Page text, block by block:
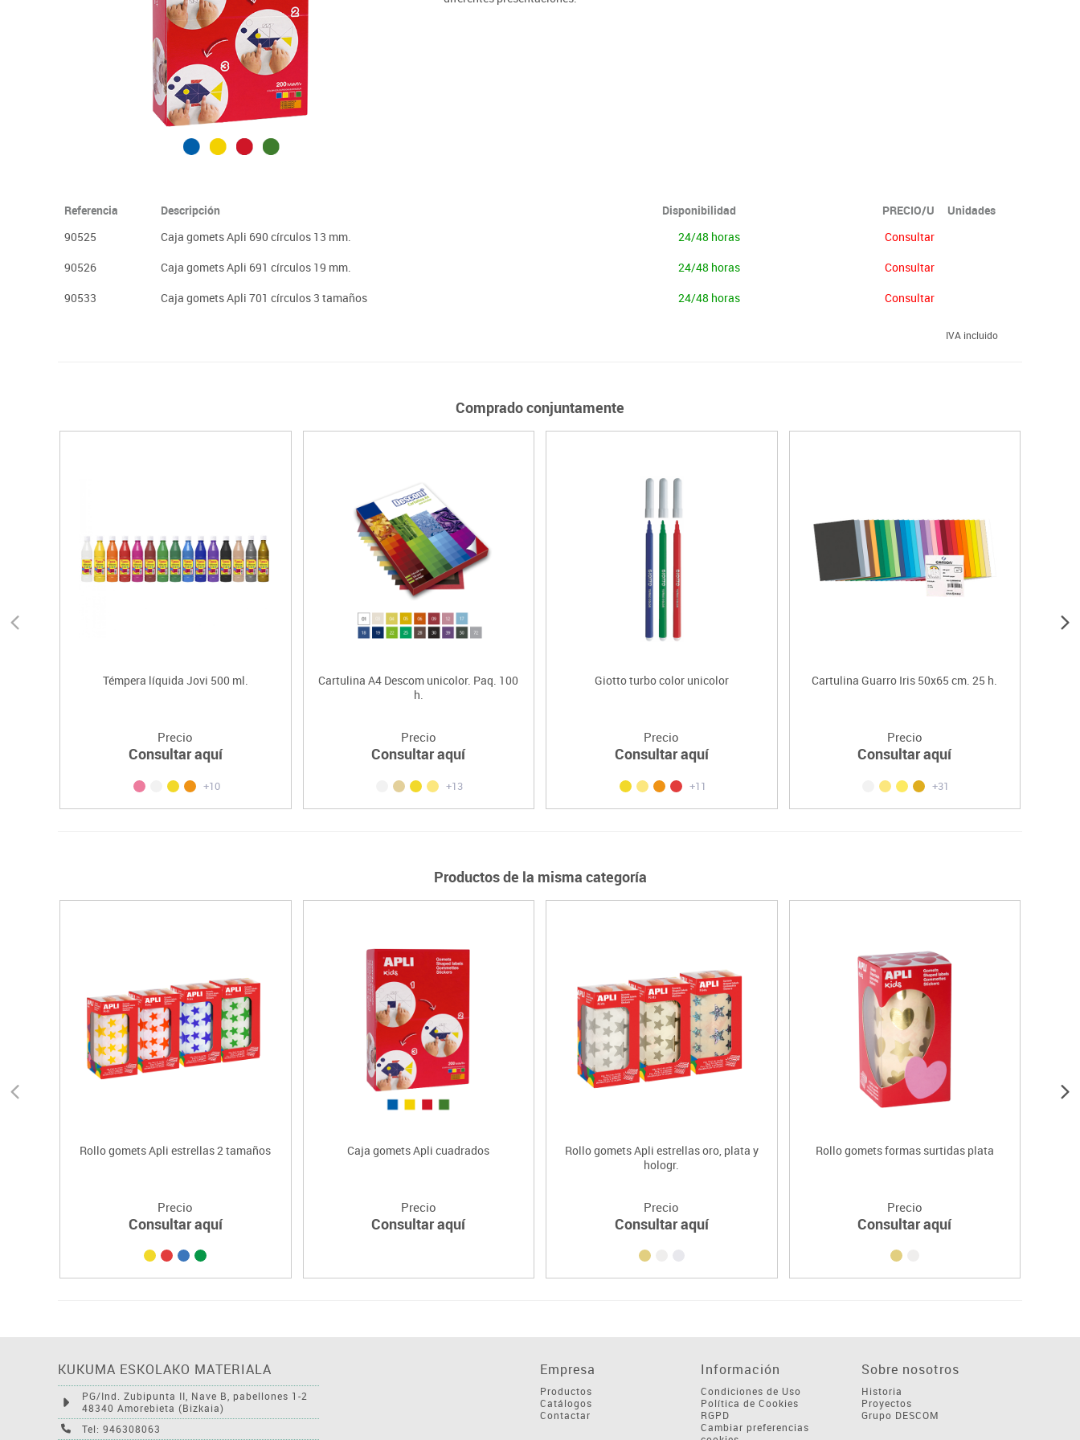
Plastifica, encuaderna, destruye
Papel y manipulados
Referencia Descripción Disponibilidad PRECIO/U
Unidades
90525
Caja gomets Apli 690 círculos 13 mm. 24/48 horas
Consultar
90526
Caja gomets Apli 691 círculos 19 mm. 24/48 horas
Consultar
90533
Caja gomets Apli 701 círculos 3 tamaños 24/48 horas Consultar
IVA incluido
Comprado conjuntamente
Témpera líquida Jovi 500 ml.
Precio
Consultar aquí
+10
Cartulina A4 Descom unicolor. Paq. 100
h.
Precio
Consultar aquí
+13
Giotto turbo color unicolor
Precio
Consultar aquí
+11
Cartulina Guarro Iris 50x65 cm. 25 h.
Precio
Consultar aquí
+31
Productos de la misma categoría
Rollo gomets Apli estrellas 2 tamaños
Precio
Consultar aquí
Caja gomets Apli cuadrados
Precio
Consultar aquí
Rollo gomets Apli estrellas oro, plata y
hologr.
Precio
Consultar aquí
Rollo gomets formas surtidas plata
Precio
Consultar aquí
KUKUMA ESKOLAKO MATERIALA
PG/Ind. Zubipunta II, Nave B, pabellones 1-2
48340 Amorebieta (Bizkaia)
Tel: 946308063
Empresa
Productos
Catálogos
Contactar
Información
Condiciones de Uso
Política de Cookies
RGPD
Cambiar preferencias
Sobre nosotros
Historia
Proyectos
Grupo DESCOM